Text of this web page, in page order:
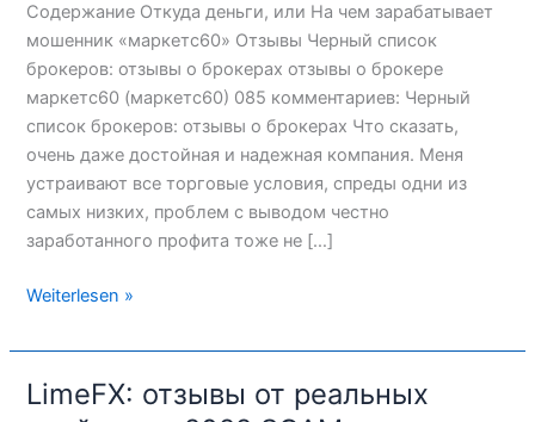
Содержание Откуда деньги, или На чем зарабатывает
мошенник «маркетс60» Отзывы Черный список
брокеров: отзывы о брокерах отзывы о брокере
маркетс60 (маркетс60) 085 комментариев: Черный
список брокеров: отзывы о брокерах Что сказать,
очень даже достойная и надежная компания. Меня
устраивают все торговые условия, спреды одни из
самых низких, проблем с выводом честно
заработанного профита тоже не […]
денег
Weiterlesen »
LimeFX: отзывы от реальных
LimeFX: